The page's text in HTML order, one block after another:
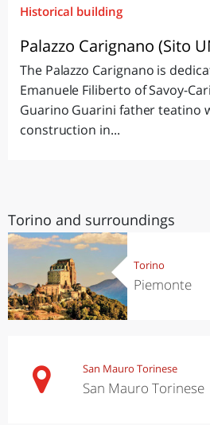
Historical building
Palazzo Carignano (Sito
The Palazzo Carignano is
Emanuele Filiberto of Savoy-
Guarino Guarini father teatino
construction in...
Torino and surroundings
Torino
Piemonte
San Mauro Torinese
San Mauro Torinese